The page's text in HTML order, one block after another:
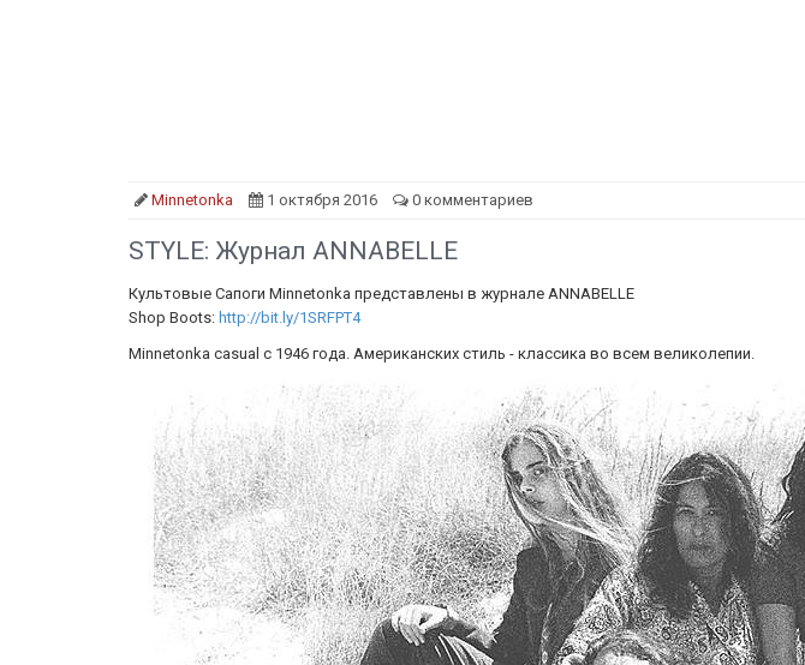
Minnetonka 1 октября 2016 0 комментариев
STYLE: Журнал ANNABELLE
Культовые Сапоги Minnetonka представлены в журнале ANNABELLE
Shop Boots: http://bit.ly/1SRFPT4
Minnetonka casual c 1946 года. Американских стиль - классика во всем великолепии.